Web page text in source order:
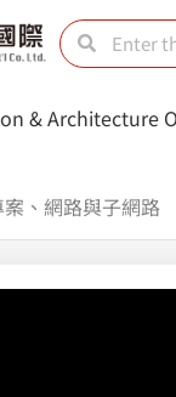
SearchSearch
& Architecture
案、網路與子網路